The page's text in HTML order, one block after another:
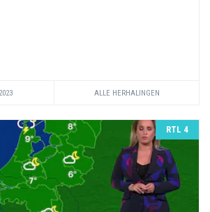
ALLE HERHALINGEN
RTL 4